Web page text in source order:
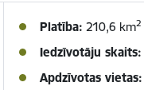
Platība: 210,6 km2
Iedzīvotāju skaits:
Apdzīvotas vietas: